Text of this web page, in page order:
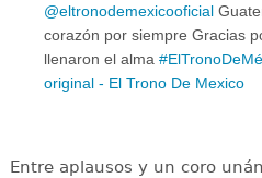
@eltronodemexicooficial
corazón por siempre Gracias
llenaron el alma
original - El Trono De Mexico
Entre aplausos y un coro